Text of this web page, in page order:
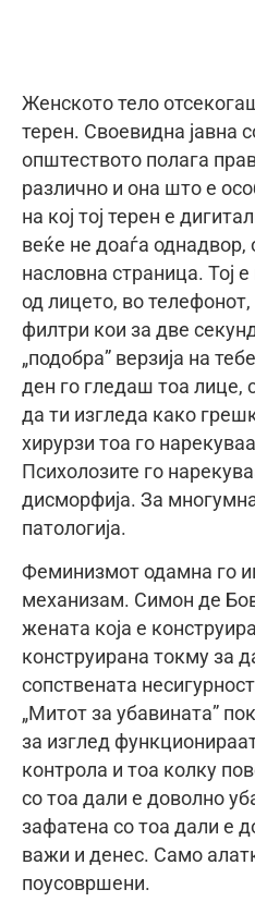
Женското тело
терен. Своевидна јавна
општеството полага
различно и она што е
на кој тој терен е
веќе не доаѓа однадвор,
насловна страница. Тој
од лицето, во
филтри кои за две
„подобра” верзија на
ден го гледаш тоа лице,
да ти изгледа како
хирурзи тоа го
Психолозите го
дисморфија. За
патологија.
Феминизмот одамна го
механизам. Симон де
жената која е
конструирана токму за
сопствената
„Митот за убавината”
за изглед
контрола и тоа колку
со тоа дали е доволно
зафатена со тоа дали е
важи и денес. Само
поусовршени.